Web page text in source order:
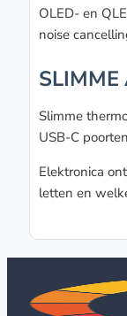
OLED- en
noise
SLIMME
Slimme
USB-C
Elektronica
letten en